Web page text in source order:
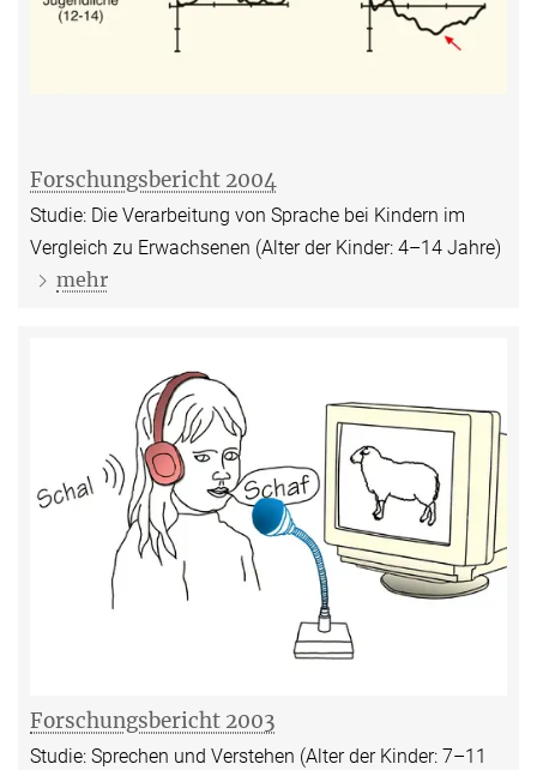
Forschungsbericht 2004
Studie: Die Verarbeitung von Sprache bei Kindern im
Vergleich zu Erwachsenen (Alter der Kinder: 4–14 Jahre)
mehr
Forschungsbericht 2003
Studie: Sprechen und Verstehen (Alter der Kinder: 7–11